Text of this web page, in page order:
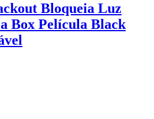
Bloqueia Luz
Box Película Black